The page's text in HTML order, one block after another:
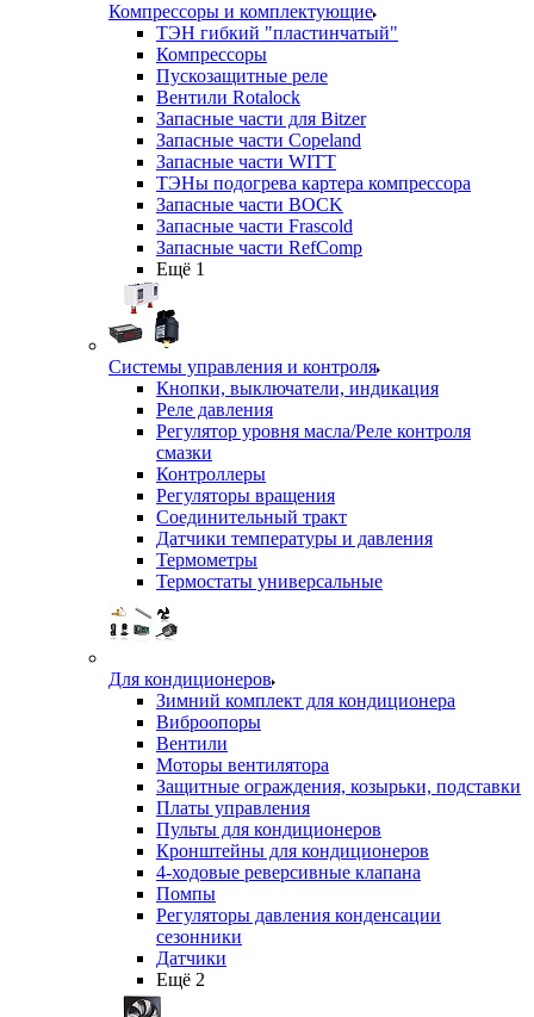
Компрессоры и комплектующие
ТЭН гибкий "пластинчатый"
Компрессоры
Пускозащитные реле
Вентили Rotalock
Запасные части для Bitzer
Запасные части Copeland
Запасные части WITT
ТЭНы подогрева картера компрессора
Запасные части BOCK
Запасные части Frascold
Запасные части RefComp
Ещё 1
Системы управления и контроля
Кнопки, выключатели, индикация
Реле давления
Регулятор уровня масла/Реле контроля
смазки
Контроллеры
Регуляторы вращения
Соединительный тракт
Датчики температуры и давления
Термометры
Термостаты универсальные
Для кондиционеров
Зимний комплект для кондиционера
Виброопоры
Вентили
Моторы вентилятора
Защитные ограждения, козырьки, подставки
Платы управления
Пульты для кондиционеров
Кронштейны для кондиционеров
4-ходовые реверсивные клапана
Помпы
Регуляторы давления конденсации
сезонники
Датчики
Ещё 2